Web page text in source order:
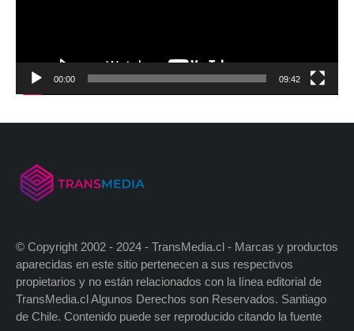
00:00 09:42
© Copyright 2002 - 2024 - TransMedia.cl - Marcas y productos
aparecidas en este sitio pertenecen a sus respectivos
propietarios y no están relacionados con la línea editorial de
TransMedia.cl Algunos Derechos son Reservados. Santiago
de Chile. Contenido puede ser reproducido citando la fuente